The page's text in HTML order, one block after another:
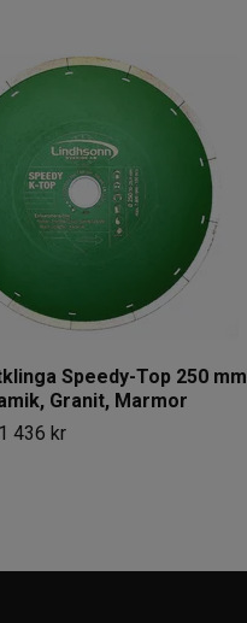
Speedy-Top 250 mm
Granit, Marmor
1 436 kr